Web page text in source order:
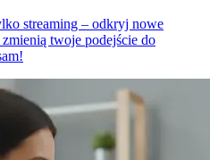
streaming – odkryj nowe
twoje podejście do